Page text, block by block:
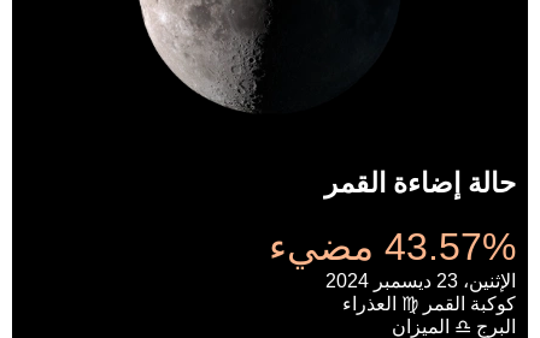
حالة إضاءة القمر
43.57% مضيء
الإثنين، 23 ديسمبر 2024
كوكبة القمر ♍ العذراء
البرج ♎ الميزان